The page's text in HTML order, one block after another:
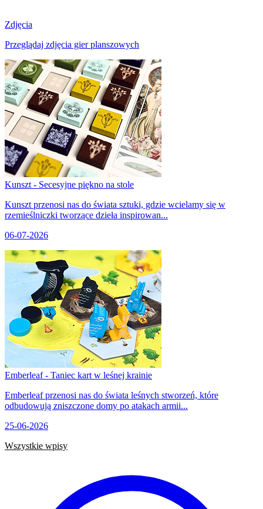
Zdjęcia
Przeglądaj zdjęcia gier planszowych
Kunszt - Secesyjne piękno na stole
Kunszt przenosi nas do świata sztuki, gdzie wcielamy się w
rzemieślniczki tworzące dzieła inspirowan...
06-07-2026
Emberleaf - Taniec kart w leśnej krainie
Emberleaf przenosi nas do świata leśnych stworzeń, które
odbudowują zniszczone domy po atakach armii...
25-06-2026
Wszystkie wpisy